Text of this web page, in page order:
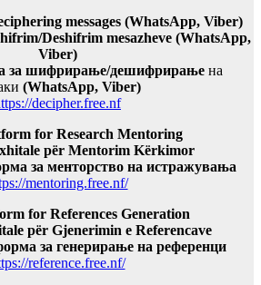
messages (WhatsApp, Viber)
Deshifrim mesazheve (WhatsApp,
Viber)
за шифрирање/дешифрирањена
(WhatsApp, Viber)
decipher.free.nf
for Research Mentoring
për Mentorim Kërkimor
за менторство на истражувања
mentoring.free.nf/
for References Generation
për Gjenerimin e Referencave
за генерирање на референци
reference.free.nf/